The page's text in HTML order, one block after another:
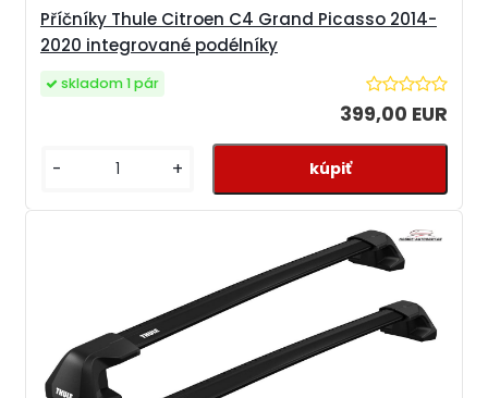
Příčníky Thule Citroen C4 Grand Picasso 2014-
2020 integrované podélníky
399,00 EUR
skladom 1 pár
- +